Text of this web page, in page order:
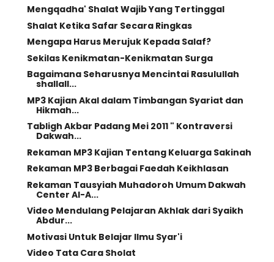
Mengqadha' Shalat Wajib Yang Tertinggal
Shalat Ketika Safar Secara Ringkas
Mengapa Harus Merujuk Kepada Salaf?
Sekilas Kenikmatan-Kenikmatan Surga
Bagaimana Seharusnya Mencintai Rasulullah
shallall...
MP3 Kajian Akal dalam Timbangan Syariat dan
Hikmah...
Tabligh Akbar Padang Mei 2011 " Kontraversi
Dakwah...
Rekaman MP3 Kajian Tentang Keluarga Sakinah
Rekaman MP3 Berbagai Faedah Keikhlasan
Rekaman Tausyiah Muhadoroh Umum Dakwah
Center Al-A...
Video Mendulang Pelajaran Akhlak dari Syaikh
Abdur...
Motivasi Untuk Belajar Ilmu Syar'i
Video Tata Cara Sholat